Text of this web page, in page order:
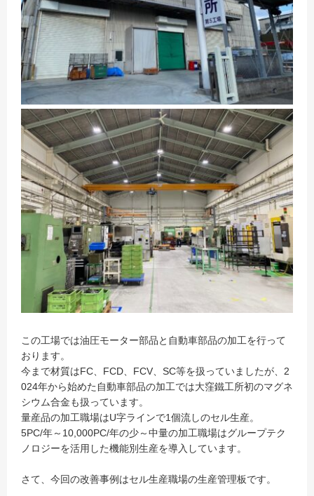
この工場では油圧モーター部品と自動車部品の加工を行って
おります。
今まで材質はFC、FCD、FCV、SC等を扱っていましたが、2
024年から始めた自動車部品の加工では大窪鐵工所初のマグネ
シウム合金も扱っています。
量産品の加工職場はU字ラインで1個流しのセル生産。
5PC/年～10,000PC/年の少～中量の加工職場はグループテク
ノロジーを活用した機能別生産を導入しています。
さて、今回の改善事例はセル生産職場の生産管理板です。